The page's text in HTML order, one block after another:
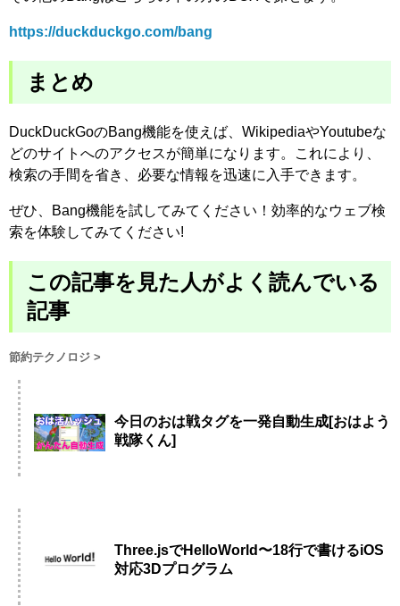
https://duckduckgo.com/bang
まとめ
DuckDuckGoのBang機能を使えば、WikipediaやYoutubeな
どのサイトへのアクセスが簡単になります。これにより、
検索の手間を省き、必要な情報を迅速に入手できます。
ぜひ、Bang機能を試してみてください！効率的なウェブ検
索を体験してみてください!
この記事を見た人がよく読んでいる
記事
節約テクノロジ >
今日のおは戦タグを一発自動生成[おはよう
戦隊くん]
Three.jsでHelloWorld〜18行で書けるiOS
対応3Dプログラム